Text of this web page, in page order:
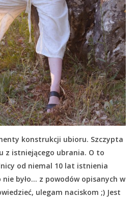
konstrukcji ubioru. Szczypta
z istniejącego ubrania. O to
od niemal 10 lat istnienia
było… z powodów opisanych w
ulegam naciskom ;) Jest